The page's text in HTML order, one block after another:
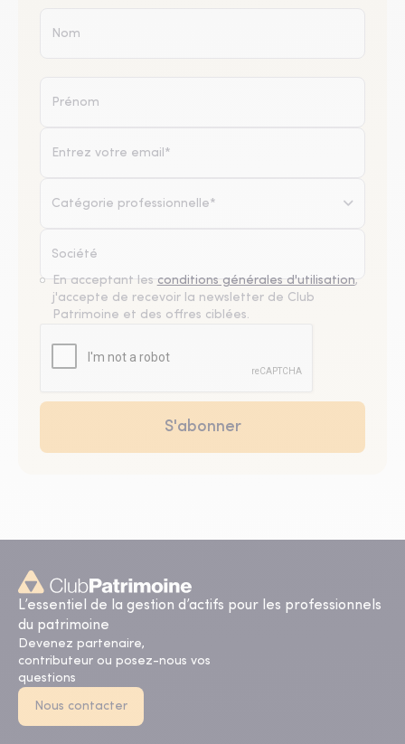
Catégorie professionnelle*
En acceptant les conditions générales d'utilisation,
j'accepte de recevoir la newsletter de Club
Patrimoine et des offres ciblées.
L’essentiel de la gestion d’actifs pour les professionnels
du patrimoine
Devenez partenaire,
contributeur ou posez-nous vos
questions
Nous contacter